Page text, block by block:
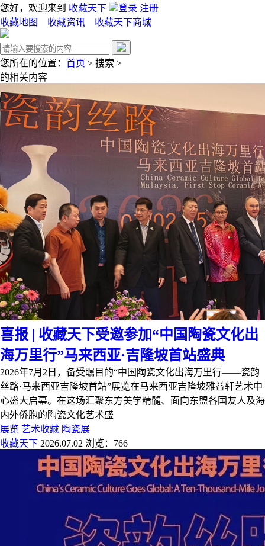
您好，欢迎来到 收藏天下 登录 注册
收藏地图
收藏资讯 收藏天下商城
您所在的位置： 首页 > 搜索 >
的相关内容
喜报 | 收藏天下受邀参加“中国陶瓷文化出
海万里行”马来西亚·吉隆坡首站盛典
2026年7月2日，备受瞩目的“中国陶瓷文化出海万里行——瓷韵
丝路·马来西亚吉隆坡首站”展览在马来西亚吉隆坡雅益轩艺术中
心盛大启幕。在这场汇聚东方美学精髓、面向东盟各国友人及海
内外侨胞的陶瓷文化艺术盛
展览 艺术收藏 陶瓷展
收藏天下 2026.07.02 浏览：766